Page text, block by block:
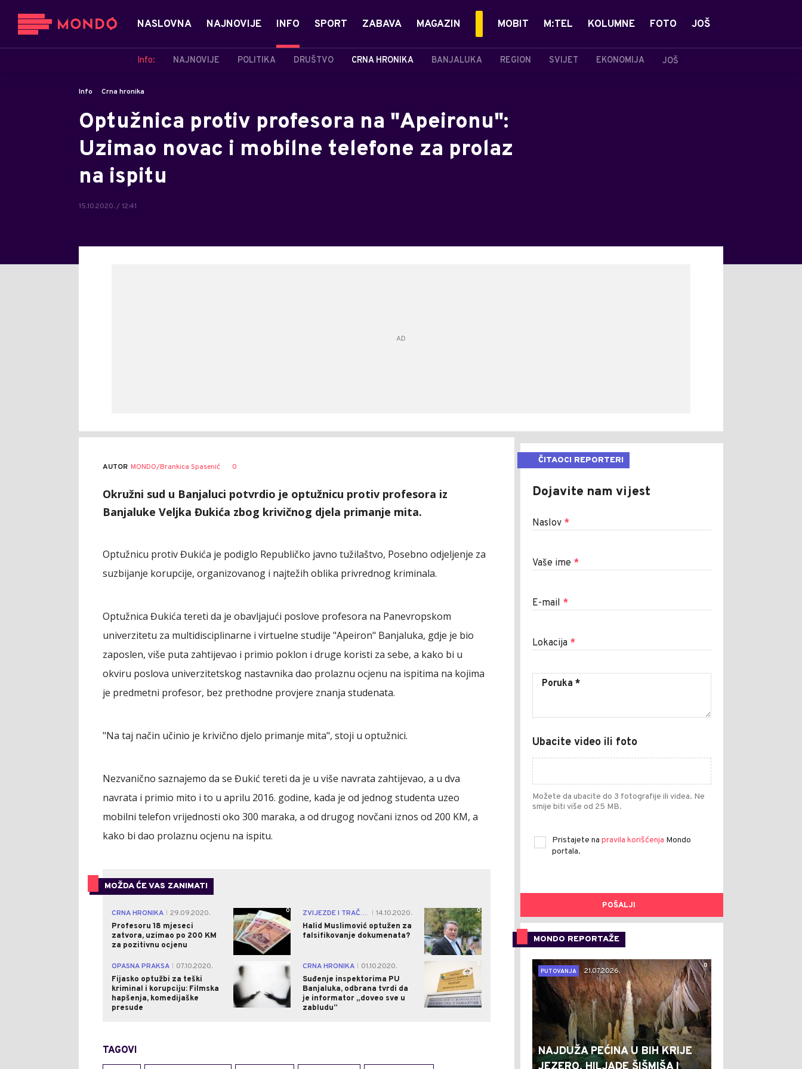
NASLOVNA NAJNOVIJE INFO
Info: NAJNOVIJE POLITIKA DRUŠTVO CRNA HRONIKA BANJALUKA REGION SVIJET EKONOMIJA JOŠ
SPORT ZABAVA MAGAZIN MOBIT M:TEL KOLUMNE FOTO JOŠ
Info Crna hronika
Optužnica protiv profesora na "Apeironu":
Uzimao novac i mobilne telefone za prolaz
na ispitu
15.10.2020. / 12:41
AUTOR MONDO/Brankica Spasenić 0
Okružni sud u Banjaluci potvrdio je optužnicu protiv profesora iz
Banjaluke Veljka Đukića zbog krivičnog djela primanje mita.
Optužnicu protiv Đukića je podiglo Republičko javno tužilaštvo, Posebno odjeljenje za
suzbijanje korupcije, organizovanog i najtežih oblika privrednog kriminala.
Optužnica Đukića tereti da je obavljajući poslove profesora na Panevropskom
univerzitetu za multidisciplinarne i virtuelne studije "Apeiron" Banjaluka, gdje je bio
zaposlen, više puta zahtijevao i primio poklon i druge koristi za sebe, a kako bi u
okviru poslova univerzitetskog nastavnika dao prolaznu ocjenu na ispitima na kojima
je predmetni profesor, bez prethodne provjere znanja studenata.
"Na taj način učinio je krivično djelo primanje mita", stoji u optužnici.
Nezvanično saznajemo da se Đukić tereti da je u više navrata zahtijevao, a u dva
navrata i primio mito i to u aprilu 2016. godine, kada je od jednog studenta uzeo
mobilni telefon vrijednosti oko 300 maraka, a od drugog novčani iznos od 200 KM, a
kako bi dao prolaznu ocjenu na ispitu.
MOŽDA ĆE VAS ZANIMATI
CRNA HRONIKA
29.09.2020.
Profesoru 18 mjeseci
zatvora, uzimao po 200 KM
za pozitivnu ocjenu
0 ZVIJEZDE I TRAČEVI
14.10.2020.
Halid Muslimović optužen za
falsifikovanje dokumenata?
0
OPASNA PRAKSA
07.10.2020.
Fijasko optužbi za teški
kriminal i korupciju: Filmska
hapšenja, komedijaške
presude
1 CRNA HRONIKA
01.10.2020.
Suđenje inspektorima PU
Banjaluka, odbrana tvrdi da
je informator „doveo sve u
zabludu“
0
TAGOVI
ČITAOCI REPORTERI
Dojavite nam vijest
Naslov *
Vaše ime *
E-mail *
Lokacija *
Ubacite video ili foto
Možete da ubacite do 3 fotografije ili videa. Ne
smije biti više od 25 MB.
Pristajete na pravila korišćenja Mondo
portala.
POŠALJI
MONDO REPORTAŽE
0
PUTOVANJA
21.07.2026.
NAJDUŽA PEĆINA U BIH KRIJE